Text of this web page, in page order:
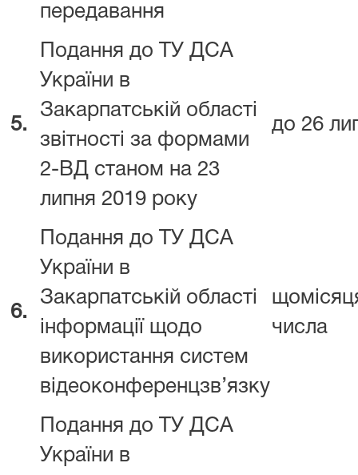
передавання
5.
Подання до ТУ ДСА
України в
Закарпатській області
звітності за формами
2-ВД станом на 23
липня 2019 року
до 26
6.
Подання до ТУ ДСА
України в
Закарпатській області
інформації щодо
використання систем
відеоконференцзв’язку
числа
Подання до ТУ ДСА
України в